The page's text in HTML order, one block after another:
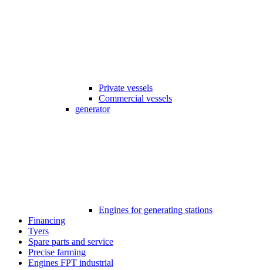
Private vessels
Commercial vessels
generator
Engines for generating stations
Financing
Tyers
Spare parts and service
Precise farming
Engines FPT industrial